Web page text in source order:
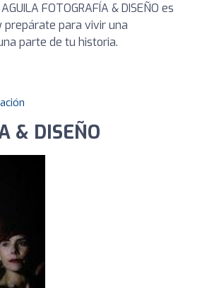
FOTOGRAFÍA & DISEÑO es
para vivir una
parte de tu historia.
& DISEÑO